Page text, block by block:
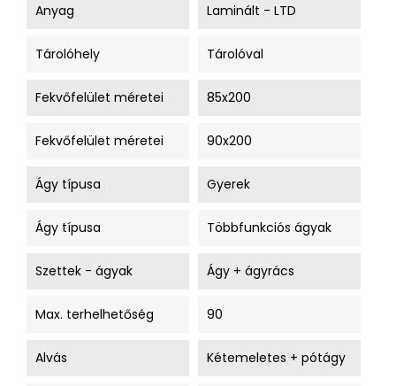
Anyag Laminált - LTD
Tárolóhely Tárolóval
Fekvőfelület méretei 85x200
Fekvőfelület méretei 90x200
Ágy típusa Gyerek
Ágy típusa Többfunkciós ágyak
Szettek - ágyak Ágy + ágyrács
Max. terhelhetőség 90
Alvás Kétemeletes + pótágy